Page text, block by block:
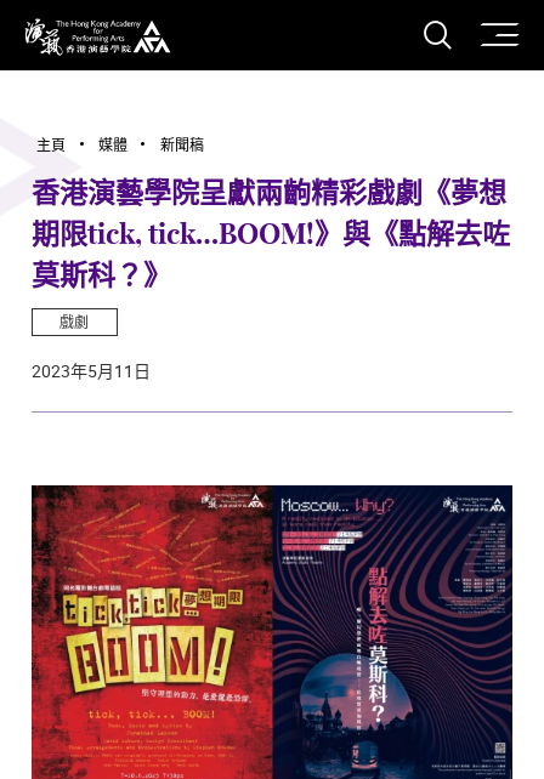
香港演藝學院
打開
主頁 媒體 新聞稿
香港演藝學院呈獻兩齣精彩戲劇《夢想
期限tick, tick…BOOM!》與《點解去咗
莫斯科？》
戲劇
2023年5月11日